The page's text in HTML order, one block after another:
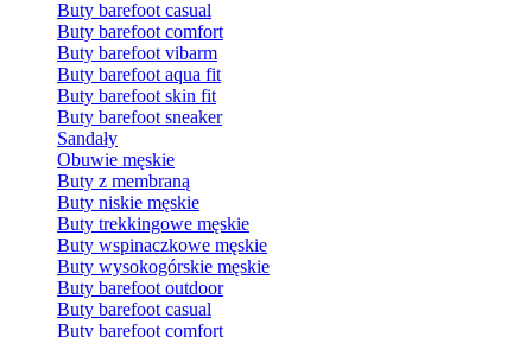
Buty barefoot casual
Buty barefoot comfort
Buty barefoot vibarm
Buty barefoot aqua fit
Buty barefoot skin fit
Buty barefoot sneaker
Sandały
Obuwie męskie
Buty z membraną
Buty niskie męskie
Buty trekkingowe męskie
Buty wspinaczkowe męskie
Buty wysokogórskie męskie
Buty barefoot outdoor
Buty barefoot casual
Buty barefoot comfort